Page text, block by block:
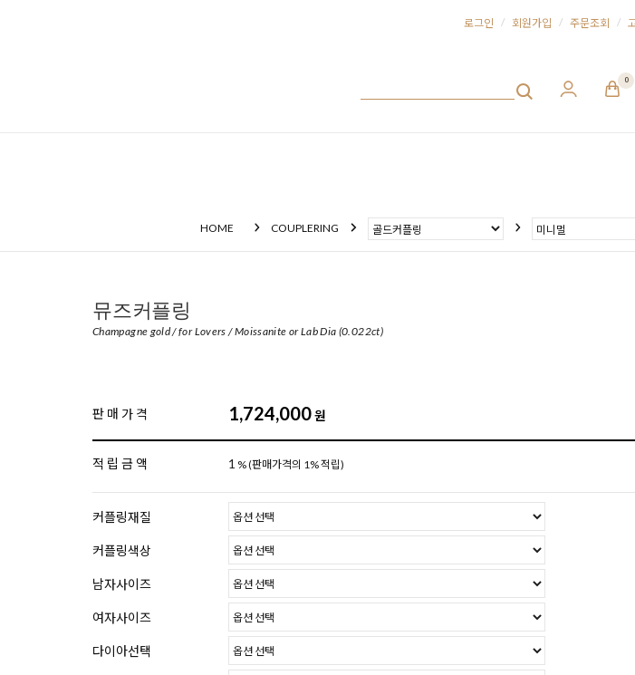
로그인 / 회원가입 / 주문조회 /
0
HOME COUPLERING
뮤즈커플링
Champagne gold / for Lovers / Moissanite or Lab Dia (0.022ct)
판 매 가 격 1,724,000원
적 립 금 액 1 %(판매가격의 1% 적립)
커플링재질
커플링색상
남자사이즈
여자사이즈
다이아선택